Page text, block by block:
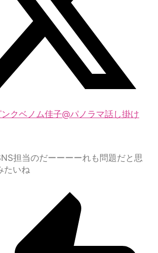
ンクベノム佳子@パノラマ話し掛け
担当のだーーーーれも問題だと思
たいね